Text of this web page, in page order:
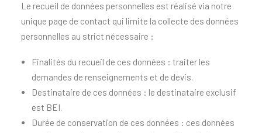
Le recueil de données personnelles est réalisé via notre
unique page de contact qui limite la collecte des données
personnelles au strict nécessaire :
Finalités du recueil de ces données : traiter les
demandes de renseignements et de devis.
Destinataire de ces données : le destinataire exclusif
est BEI.
Durée de conservation de ces données : ces données